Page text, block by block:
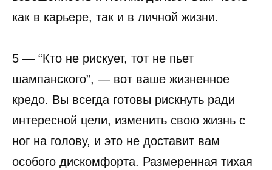
как в карьере, так и в личной жизни.
5 — “Кто не рискует, тот не пьет
шампанского”, — вот ваше жизненное
кредо. Вы всегда готовы рискнуть ради
интересной цели, изменить свою жизнь с
ног на голову, и это не доставит вам
особого дискомфорта. Размеренная тихая